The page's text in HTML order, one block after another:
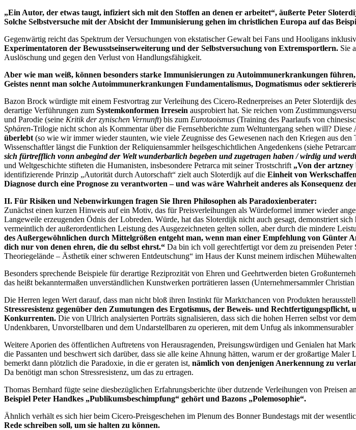
„Ein Autor, der etwas taugt, infiziert sich mit den Stoffen an denen er arbeitet“, äußerte Peter
Solche Selbstversuche mit der Absicht der Immunisierung gehen im christlichen Europa auf das
Gegenwärtig reicht das Spektrum der Versuchungen von ekstatischer Gewalt bei Fans und Hooligans
Experimentatoren der Bewusstseinserweiterung und der Selbstversuchung von Extremsportlern. Sie
Auslöschung und gegen den Verlust von Handlungsfähigkeit.
Aber wie man weiß, können besonders starke Immunisierungen zu Autoimmunerkrankungen führen,
Geistes nennt man solche Autoimmunerkrankungen Fundamentalismus, Dogmatismus oder
Bazon Brock würdigte mit einem Festvortrag zur Verleihung des Cicero-Rednerpreises an Peter Sloterdijk
derartige Verführungen zum Systemkonformen Irresein ausprobiert hat. Sie reichen vom
und Parodie (seine Kritik der zynischen Vernunft) bis zum Eurotaoismus (Training des Paarlaufs von
Sphären-Trilogie nicht schon als Kommentar über die Fernsehberichte zum Weltuntergang sehen will?
überlebt (so wie wir immer wieder staunten, wie viele Zeugnisse des Gewesenen nach den Kriegen aus
Wissenschaftler längst die Funktion der Reliquiensammler heilsgeschichtlichen Angedenkens (siehe
sich fürtrefflich vonn anbegind der Welt wunderbarlich begeben und zugetragen haben / wirdig und
und Weltgeschichte stifteten die Humanisten, insbesondere Petrarca mit seiner Trostschrift „Von der
identifizierende Prinzip „Autorität durch Autorschaft“ zielt auch Sloterdijk auf die Einheit von
Diagnose durch eine Prognose zu verantworten – und was wäre Wahrheit anderes als Konsequenz
II. Für Risiken und Nebenwirkungen fragen Sie Ihren Philosophen als Paradoxienberater:
Zunächst einen kurzen Hinweis auf ein Motiv, das für Preisverleihungen als Würdeformel immer wieder
Langeweile erzeugenden Ödnis der Lobreden. Würde, hat das Sloterdijk nicht auch gesagt, demonstriert
vermeintlich der außerordentlichen Leistung des Ausgezeichneten gelten sollen, aber durch die mindere
des Außergewöhnlichen durch Mittelgrößen entgeht man, wenn man einer Empfehlung von
dich nur von denen ehren, die du selbst ehrst.“ Da bin ich voll gerechtfertigt vor dem zu preisenden
Theoriegelände – Ästhetik einer schweren Entdeutschung“ im Haus der Kunst meinem irdischen
Besonders sprechende Beispiele für derartige Reziprozität von Ehren und Geehrtwerden bieten
das heißt bekanntermaßen unverständlichen Kunstwerken porträtieren lassen (Unternehmersammler
Die Herren legen Wert darauf, dass man nicht bloß ihren Instinkt für Marktchancen von Produkten
Stressresistenz gegenüber den Zumutungen des Ergotismus, der Beweis- und
Konkurrenten. Die von Ullrich analysierten Porträts signalisieren, dass sich die hohen Herren selbst vor
Undenkbaren, Unvorstellbaren und dem Undarstellbaren zu operieren, mit dem Unfug als
Weitere Aporien des öffentlichen Auftretens von Herausragenden, Preisungswürdigen und Genialen hat
die Passanten und beschwert sich darüber, dass sie alle keine Ahnung hätten, warum er der großartige
bemerkt dann plötzlich die Paradoxie, in die er geraten ist, nämlich von denjenigen Anerkennung zu
Da benötigt man schon Stressresistenz, um das zu ertragen.
Thomas Bernhard fügte seine diesbezüglichen Erfahrungsberichte über dutzende Verleihungen von Preisen
Beispiel Peter Handkes „Publikumsbeschimpfung“ gehört und Bazons „Polemosophie“.
Ähnlich verhält es sich hier beim Cicero-Preisgeschehen im Plenum des Bonner Bundestags mit der
Rede schreiben soll, um sie halten zu können.